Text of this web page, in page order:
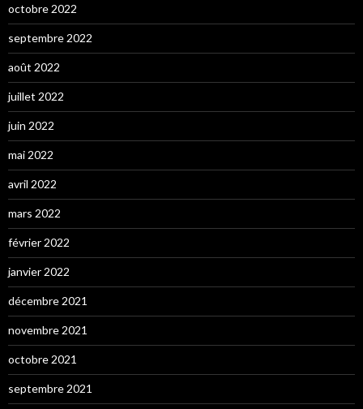
octobre 2022
septembre 2022
août 2022
juillet 2022
juin 2022
mai 2022
avril 2022
mars 2022
février 2022
janvier 2022
décembre 2021
novembre 2021
octobre 2021
septembre 2021